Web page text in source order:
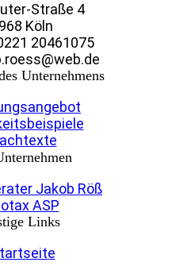
Straße 4
Köln
20461075
Unternehmens
Jakob Röß
ASP
Links